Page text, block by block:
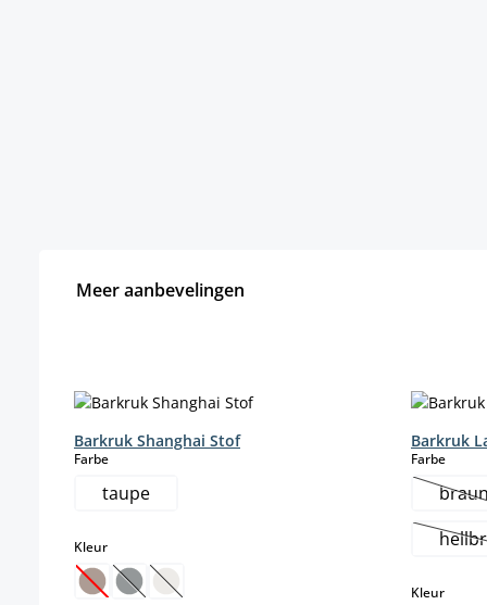
Meer aanbevelingen
Barkruk Shanghai Stof
Farbeselect
taupe
Kleurselect
(Deze optie is momenteel niet beschikbaar.)
(Deze optie is momenteel niet beschikbaar.)
(Deze optie is momenteel niet beschikbaar.)
Barkruk
Farbeselect
Kleurselect